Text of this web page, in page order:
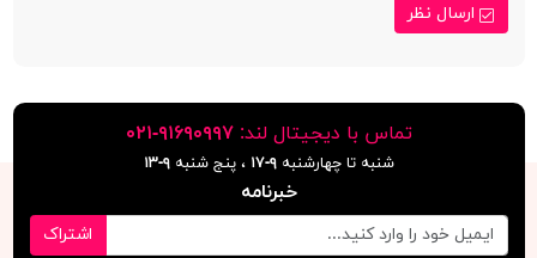
ارسال نظر
تماس با دیجیتال لند:٩١۶٩٠٩٩٧-٠٢١
شنبه تا چهارشنبه۹-۱۷ ، پنج شنبه۹-١٣
خبرنامه
اشتراک